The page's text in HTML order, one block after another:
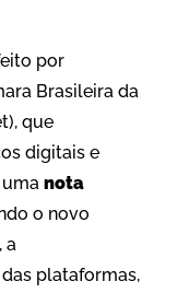
por
Brasileira da
que
digitais e
nota
o novo
a
plataformas,